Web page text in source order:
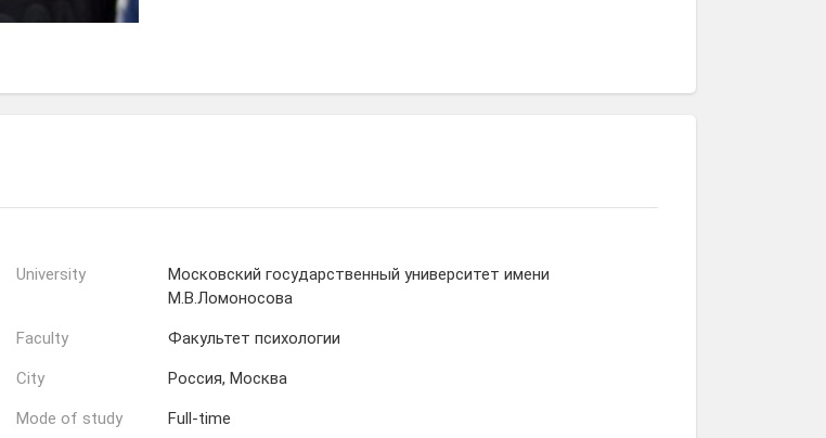
University
Московский государственный университет имени
М.В.Ломоносова
Faculty Факультет психологии
City Россия, Москва
Mode of study Full-time